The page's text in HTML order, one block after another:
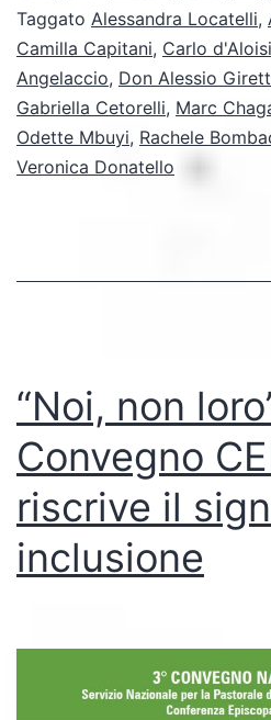
da
tutti:
Taggato Alessandra Locatelli,
Camilla Capitani, Carlo
Angelaccio, Don Alessio
Gabriella Cetorelli, Marc
Odette Mbuyi, Rachele
Veronica Donatello
“Noi, non
Convegno
riscrive il
inclusione